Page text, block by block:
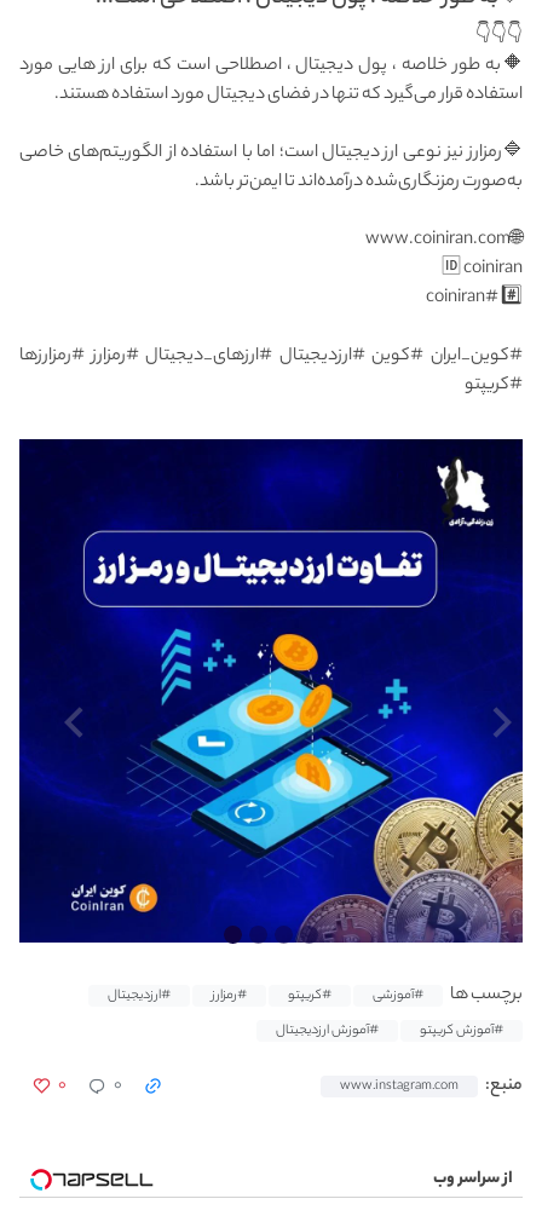
👇👇👇
🔶به‌ طور خلاصه ، پول دیجیتال ، اصطلاحی است که برای ارز هایی مورد
استفاده قرار می‌گیرد که تنها در فضای دیجیتال مورد استفاده هستند.
🔷رمزارز نیز نوعی ارز دیجیتال است؛ اما با استفاده از الگوریتم‌های خاصی
به‌صورت رمزنگاری‌شده درآمده‌اند تا ایمن‌تر باشد.
🌐www.coiniran.com
🆔 coiniran
#️⃣ #coiniran
#کوین_ایران #کوین #ارزدیجیتال #ارزهای_دیجیتال #رمزارز #رمزارزها
#کریپتو
برچسب ها #آموزشی #کریپتو #رمزارز
#ارزدیجیتال
#آموزش کریپتو
#آموزش ارزدیجیتال
منبع: www.instagram.com ۰ ۰
از سراسر وب